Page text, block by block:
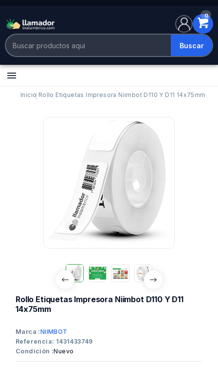
Buscar
0

Inicio Rollo Etiquetas Impresora Niimbot D110 Y D11 14x75mm
Rollo Etiquetas Impresora Niimbot D110 Y D11
14x75mm
Marca :NIIMBOT
Referencia: 1431433749
Condición :Nuevo